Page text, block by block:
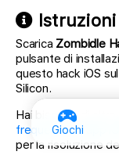
Giochi
Scarica Zombidle
pulsante di
questo hack iOS
Silicon.
Hai bisogno di
frequenti sull'app
per la risoluzione